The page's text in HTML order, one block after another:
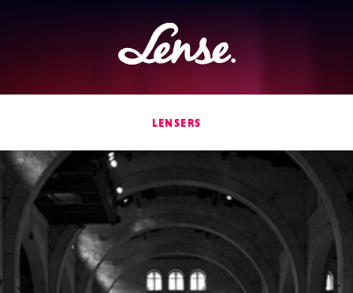
Lense
LENSERS